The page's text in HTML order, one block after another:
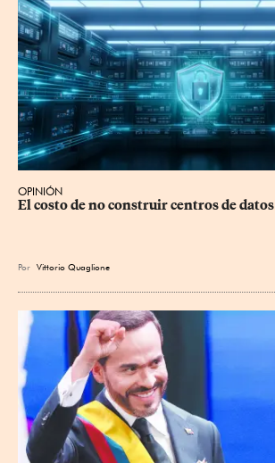
OPINIÓN
El costo de no construir centros de datos
Por Vittorio Quaglione